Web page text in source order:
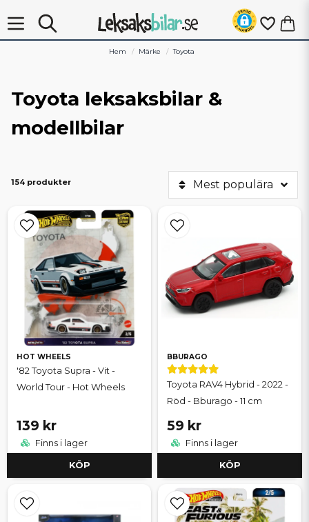
Hem Märke Toyota
Toyota leksaksbilar &
modellbilar
154 produkter Mest populära
HOT WHEELS
'82 Toyota Supra - Vit -
World Tour - Hot Wheels
139 kr
Finns i lager
KÖP
BBURAGO
Toyota RAV4 Hybrid - 2022 -
Röd - Bburago - 11 cm
59 kr
Finns i lager
KÖP